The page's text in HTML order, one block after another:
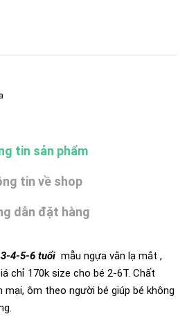
tin sản phẩm
tin về shop
dẫn đặt hàng
4-5-6 tuổi mẫu ngựa vằn lạ mắt ,
chỉ 170k size cho bé 2-6T. Chất
ôm theo người bé giúp bé không